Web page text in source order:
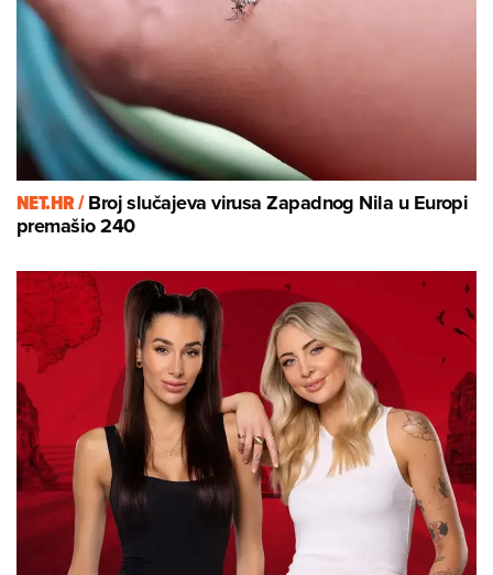
NET.HR /Broj slučajeva virusa Zapadnog Nila u Europi
premašio 240